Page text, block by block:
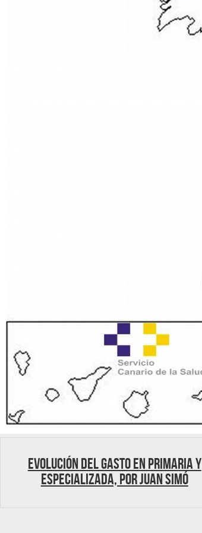
Evolución del gasto en Primaria y
Especializada, por Juan Simó